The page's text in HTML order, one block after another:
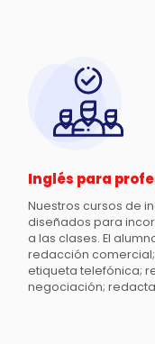
Inglés para
Nuestros cursos de
diseñados para
a las clases. El
redacción
etiqueta telefónica;
negociación;